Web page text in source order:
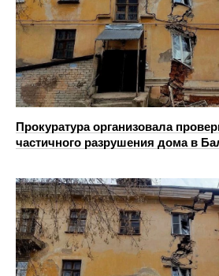
Прокуратура организовала
частичного разрушения дома в